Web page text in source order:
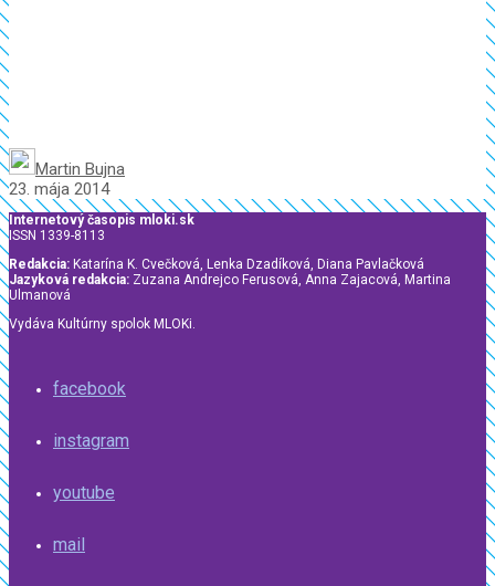
Martin Bujna
23. mája 2014
Internetový časopis mloki.sk
ISSN 1339-8113
Redakcia: Katarína K. Cvečková, Lenka Dzadíková, Diana Pavlačková
Jazyková redakcia: Zuzana Andrejco Ferusová, Anna Zajacová, Martina
Ulmanová
Vydáva Kultúrny spolok MLOKi.
facebook
instagram
youtube
mail